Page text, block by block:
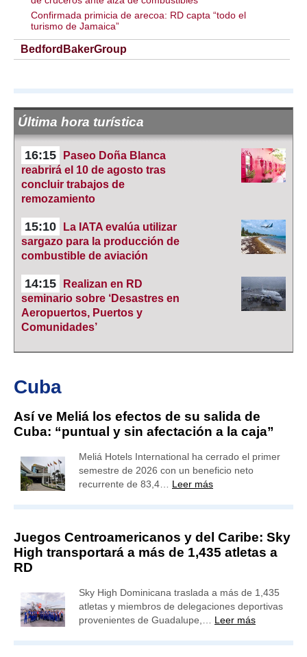
Confirmada primicia de arecoa: RD capta “todo el
turismo de Jamaica”
BedfordBakerGroup
Última hora turística
16:15
Paseo Doña Blanca
reabrirá el 10 de agosto tras
concluir trabajos de
remozamiento
15:10
La IATA evalúa utilizar
sargazo para la producción de
combustible de aviación
14:15
Realizan en RD
seminario sobre ‘Desastres en
Aeropuertos, Puertos y
Comunidades’
Cuba
Así ve Meliá los efectos de su salida de
Cuba: “puntual y sin afectación a la caja”
Meliá Hotels International ha cerrado el primer
semestre de 2026 con un beneficio neto
recurrente de 83,4… Leer más
Juegos Centroamericanos y del Caribe: Sky
High transportará a más de 1,435 atletas a
RD
Sky High Dominicana traslada a más de 1,435
atletas y miembros de delegaciones deportivas
provenientes de Guadalupe,… Leer más